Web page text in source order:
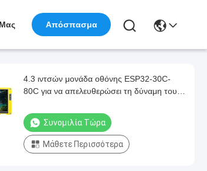
Απόσπασμα
4.3 ιντσών μονάδα οθόνης ESP32-30C-
80C για να απελευθερώσει τη δύναμη του
Συνομιλία Τώρα
Μάθετε Περισσότερα